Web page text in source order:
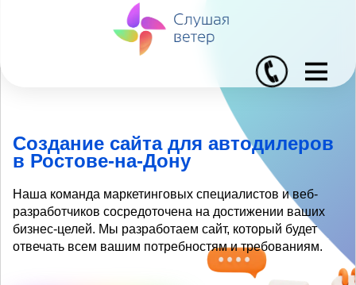
I
Создание сайта для автодилеров
в Ростове-на-Дону
Наша команда маркетинговых специалистов и веб-
разработчиков сосредоточена на достижении ваших
бизнес-целей. Мы разработаем сайт, который будет
отвечать всем вашим потребностям и требованиям.